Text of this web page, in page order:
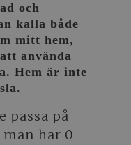
och
kalla både
mitt hem,
använda
Hem är inte
passa på
har 0